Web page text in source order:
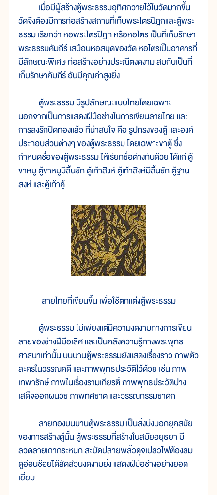
เมื่อมีผู้สร้างตู้พระธรรมอุทิศถวายไว้ในวัดมากขึ้น
วัดจึงต้องมีการก่อสร้างสถานที่เก็บพระไตรปิฎกและตู้พระ
ธรรม เรียกว่า หอพระไตรปิฎก หรือหอไตร เป็นที่เก็บรักษา
พระธรรมคัมภีร์ เสมือนหอสมุดของวัด หอไตรเป็นอาคารที่
มีลักษณะพิเศษ ก่อสร้างอย่างประณีตงดงาม สมกับเป็นที่
เก็บรักษาคัมภีร์ อันมีคุณค่าสูงยิ่ง
ตู้พระธรรม มีรูปลักษณะแบบไทยโดยเฉพาะ
นอกจากเป็นการแสดงฝีมือช่างในการเขียนลายไทย และ
การลงรักปิดทองแล้ว ที่น่าสนใจ คือ รูปทรงของตู้ และองค์
ประกอบส่วนต่างๆ ของตู้พระธรรม โดยเฉพาะขาตู้ ซึ่ง
กำหนดชื่อของตู้พระธรรม ให้เรียกชื่อต่างกันด้วย ได้แก่ ตู้
ขาหมู ตู้ขาหมูมีลิ้นชัก ตู้เท้าสิงห์ ตู้เท้าสิงห์มีลิ้นชัก ตู้ฐาน
สิงห์ และตู้เท้าคู้
ลายไทยที่เขียนขึ้น เพื่อใช้ตกแต่งตู้พระธรรม
ตู้พระธรรม ไม่เพียงแต่มีความงดงามทางการเขียน
ลายของช่างฝีมือเลิศ และเป็นคลังความรู้ทางพระพุทธ
ศาสนาเท่านั้น บนบานตู้พระธรรมยังแสดงเรื่องราว ภาพตัว
ละครในวรรณคดี และภาพพุทธประวัติไว้ด้วย เช่น ภาพ
เทพารักษ์ ภาพในเรื่องรามเกียรติ์ ภาพพุทธประวัติปาง
เสด็จออกผนวช ภาพทศชาติ และวรรณกรรมชาดก
ลายทองบนบานตู้พระธรรม เป็นสิ่งบ่งบอกยุคสมัย
ของการสร้างตู้นั้น ตู้พระธรรมที่สร้างในสมัยอยุธยา มี
ลวดลายเถากระหนก สะบัดปลายพลิ้วดุจเปลวไฟต้องลม
ดูอ่อนช้อยได้สัดส่วนงดงามยิ่ง แสดงฝีมือช่างอย่างยอด
เยี่ยม